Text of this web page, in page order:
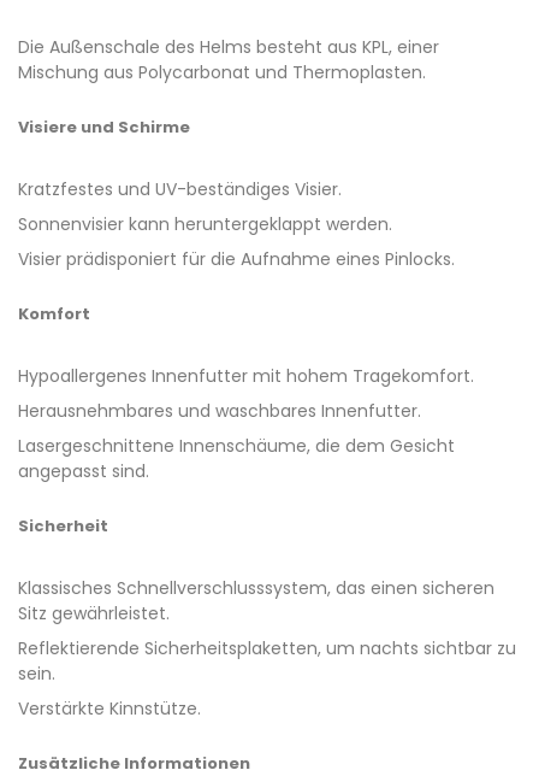
Die Außenschale des Helms besteht aus KPL, einer
Mischung aus Polycarbonat und Thermoplasten.
Visiere und Schirme
Kratzfestes und UV-beständiges Visier.
Sonnenvisier kann heruntergeklappt werden.
Visier prädisponiert für die Aufnahme eines Pinlocks.
Komfort
Hypoallergenes Innenfutter mit hohem Tragekomfort.
Herausnehmbares und waschbares Innenfutter.
Lasergeschnittene Innenschäume, die dem Gesicht
angepasst sind.
Sicherheit
Klassisches Schnellverschlusssystem, das einen sicheren
Sitz gewährleistet.
Reflektierende Sicherheitsplaketten, um nachts sichtbar zu
sein.
Verstärkte Kinnstütze.
Zusätzliche Informationen